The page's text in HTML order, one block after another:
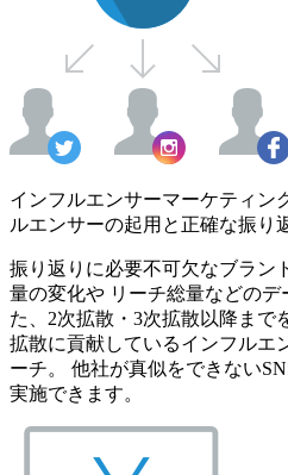
インフルエンサーマーケティン
ルエンサーの起用と正確な振り
振り返りに必要不可欠なブラン
量の変化や リーチ総量などのデ
た、2次拡散・3次拡散以降まで
拡散に貢献しているインフルエ
ーチ。 他社が真似をできない
実施できます。